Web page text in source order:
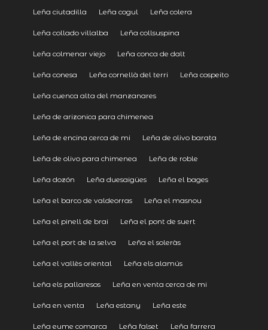
Leña ciutadilla Leña cogul Leña colera
Leña collado villalba Leña collsuspina
Leña colmenar viejo Leña conca de dalt
Leña conesa Leña cornellà del terri Leña cospeito
Leña cuenca alta del manzanares
Leña de arizonica para chimenea
Leña de encina cerca de mi Leña de olivo barata
Leña de olivo para chimenea Leña de roble
Leña dozón Leña duesaigües Leña el bages
Leña el barco de valdeorras Leña el masnou
Leña el pinell de brai Leña el pont de suert
Leña el port de la selva Leña el soleràs
Leña el vallès oriental Leña els alamús
Leña els pallaresos Leña en venta cerca de mi
Leña en venta Leña estany Leña este
Leña eume comarca Leña falset Leña farrera